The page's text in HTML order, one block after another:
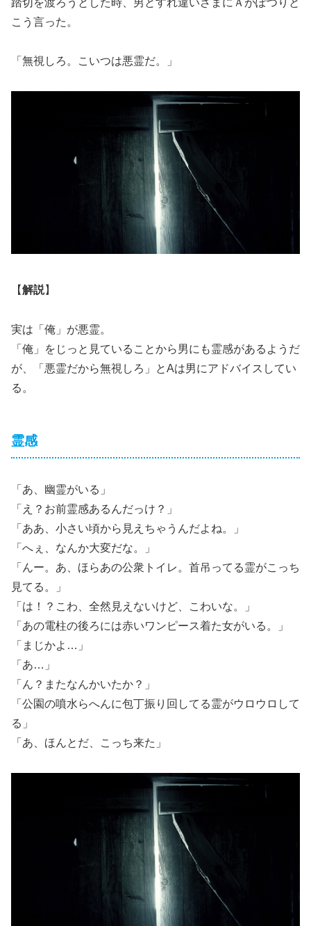
こう言った。
「無視しろ。こいつは悪霊だ。」
【解説】
実は「俺」が悪霊。
「俺」をじっと見ていることから男にも霊感があるようだ
が、「悪霊だから無視しろ」とAは男にアドバイスしてい
る。
霊感
「あ、幽霊がいる」
「え？お前霊感あるんだっけ？」
「ああ、小さい頃から見えちゃうんだよね。」
「へぇ、なんか大変だな。」
「んー。あ、ほらあの公衆トイレ。首吊ってる霊がこっち
見てる。」
「は！？こわ、全然見えないけど、こわいな。」
「あの電柱の後ろには赤いワンピース着た女がいる。」
「まじかよ…」
「あ…」
「ん？またなんかいたか？」
「公園の噴水らへんに包丁振り回してる霊がウロウロして
る」
「あ、ほんとだ、こっち来た」